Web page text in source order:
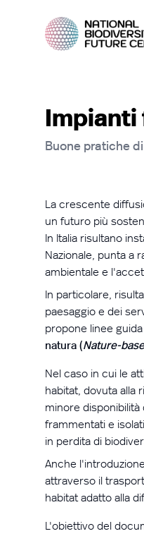
Buone pratiche
La crescente
un futuro più
In Italia risultano
Nazionale, punta a
ambientale e
In particolare,
paesaggio e dei
propone linee
natura (Nature-
Nel caso in cui le
habitat, dovuta alla
minore
frammentati e
in perdita di
Anche l'introduzione
attraverso il
habitat adatto alla
L'obiettivo del